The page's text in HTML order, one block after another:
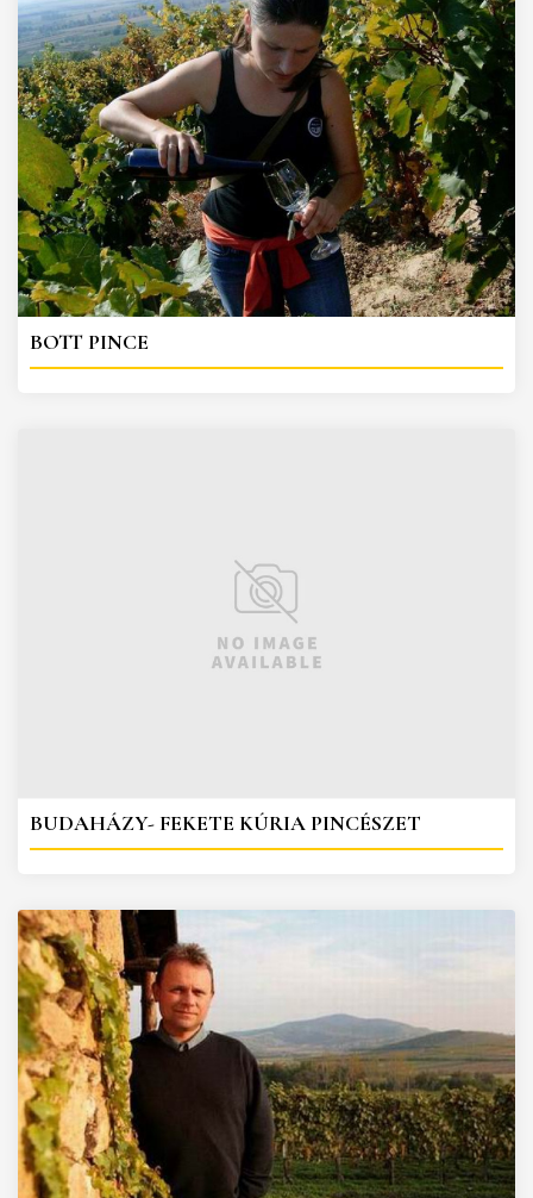
BOTT PINCE
BUDAHÁZY- FEKETE KÚRIA PINCÉSZET